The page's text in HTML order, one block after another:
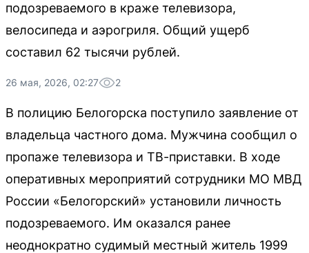
подозреваемого в краже телевизора,
велосипеда и аэрогриля. Общий ущерб
составил 62 тысячи рублей.
26 мая, 2026, 02:27 2
В полицию Белогорска поступило заявление от
владельца частного дома. Мужчина сообщил о
пропаже телевизора и ТВ-приставки. В ходе
оперативных мероприятий сотрудники МО МВД
России «Белогорский» установили личность
подозреваемого. Им оказался ранее
неоднократно судимый местный житель 1999